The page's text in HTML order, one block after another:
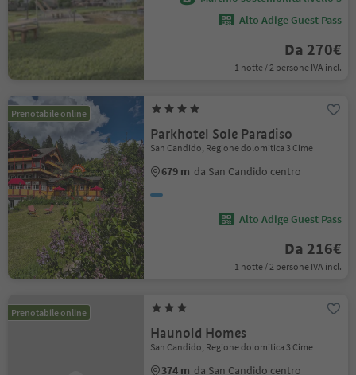
Alto Adige Guest Pass
Da 270€
1 notte / 2 persone IVA incl.
Prenotabile online
Parkhotel Sole Paradiso
San Candido, Regione dolomitica 3 Cime
679 m da San Candido centro
Alto Adige Guest Pass
Da 216€
1 notte / 2 persone IVA incl.
Prenotabile online
Haunold Homes
San Candido, Regione dolomitica 3 Cime
374 m da San Candido centro